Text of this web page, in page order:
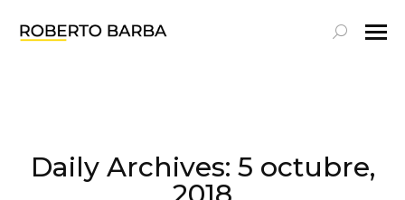
Search:
Daily Archives: 5 octubre,